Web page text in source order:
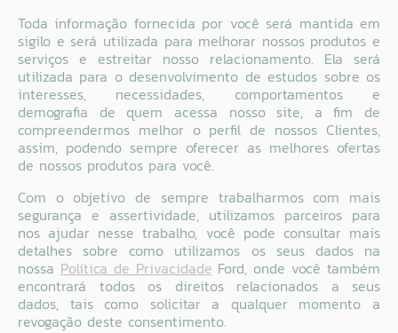
Toda informação fornecida por você será mantida em
sigilo e será utilizada para melhorar nossos produtos e
serviços e estreitar nosso relacionamento. Ela será
utilizada para o desenvolvimento de estudos sobre os
interesses, necessidades, comportamentos e
demografia de quem acessa nosso site, a fim de
compreendermos melhor o perfil de nossos Clientes,
assim, podendo sempre oferecer as melhores ofertas
de nossos produtos para você.
Com o objetivo de sempre trabalharmos com mais
segurança e assertividade, utilizamos parceiros para
nos ajudar nesse trabalho, você pode consultar mais
detalhes sobre como utilizamos os seus dados na
nossa Política de Privacidade Ford, onde você também
encontrará todos os direitos relacionados a seus
dados, tais como solicitar a qualquer momento a
revogação deste consentimento.